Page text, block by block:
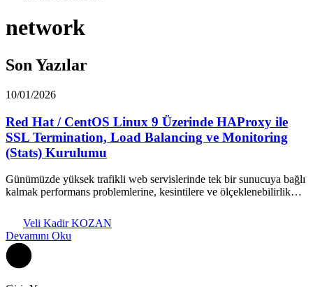
network
Son Yazılar
10/01/2026
Red Hat / CentOS Linux 9 Üzerinde HAProxy ile
SSL Termination, Load Balancing ve Monitoring
(Stats) Kurulumu
Günümüzde yüksek trafikli web servislerinde tek bir sunucuya bağlı
kalmak performans problemlerine, kesintilere ve ölçeklenebilirlik…
Veli Kadir KOZAN
Devamını Oku